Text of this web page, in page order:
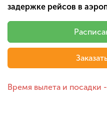
задержке рейсов в
Время вылета и посадки